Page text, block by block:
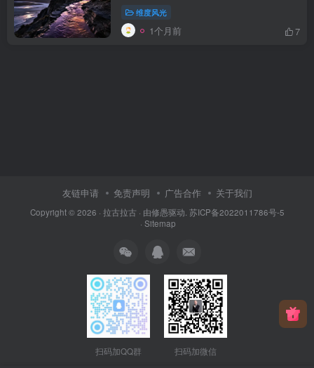
维度风光
1个月前 7
友链申请 免责声明 广告合作 关于我们
Copyright © 2026 · 拉古拉古 · 由修愚驱动. 苏ICP备2022011786号-5
· Sitemap
扫码加QQ群 扫码加微信